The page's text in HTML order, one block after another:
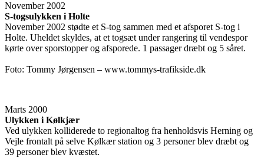
November 2002
S-togsulykken i Holte
November 2002 stødte et S-tog sammen med et afsporet S-tog i
Holte. Uheldet skyldes, at et togsæt under rangering til vendespor
kørte over sporstopper og afsporede. 1 passager dræbt og 5 såret.
Foto: Tommy Jørgensen – www.tommys-trafikside.dk
Marts 2000
Ulykken i Kølkjær
Ved ulykken kolliderede to regionaltog fra henholdsvis Herning og
Vejle frontalt på selve Kølkær station og 3 personer blev dræbt og
39 personer blev kvæstet.